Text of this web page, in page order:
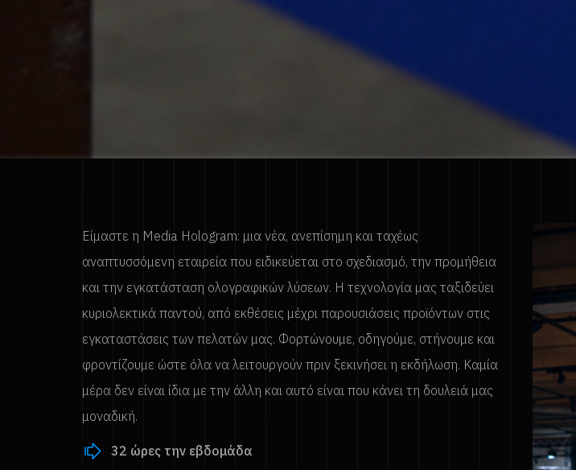
Είμαστε η Media Hologram: μια νέα, ανεπίσημη και ταχέως
αναπτυσσόμενη εταιρεία που ειδικεύεται στο σχεδιασμό, την προμήθεια
και την εγκατάσταση ολογραφικών λύσεων. Η τεχνολογία μας ταξιδεύει
κυριολεκτικά παντού, από εκθέσεις μέχρι παρουσιάσεις προϊόντων στις
εγκαταστάσεις των πελατών μας. Φορτώνουμε, οδηγούμε, στήνουμε και
φροντίζουμε ώστε όλα να λειτουργούν πριν ξεκινήσει η εκδήλωση. Καμία
μέρα δεν είναι ίδια με την άλλη και αυτό είναι που κάνει τη δουλειά μας
μοναδική.
32 ώρες την εβδομάδα